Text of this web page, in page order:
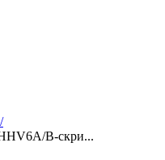
/
B-cкри...